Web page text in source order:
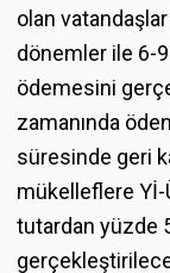
olan vatandaşlar
dönemler ile 6-
ödemesini
zamanında
süresinde geri
mükelleflere Yİ-
tutardan yüzde